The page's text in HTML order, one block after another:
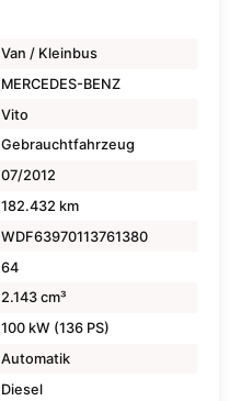
Van / Kleinbus
MERCEDES-BENZ
Vito
Gebrauchtfahrzeug
07/2012
182.432 km
WDF63970113761380
64
2.143 cm³
100 kW (136 PS)
Automatik
Diesel